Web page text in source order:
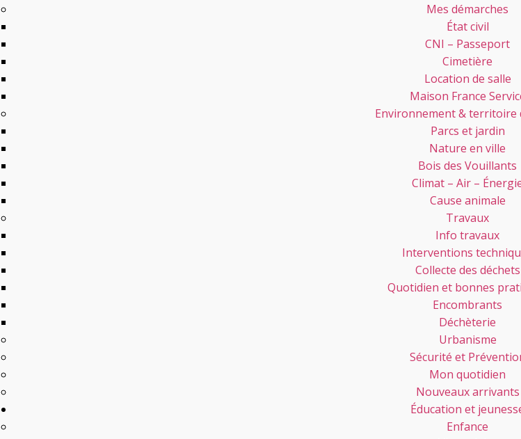
Mes démarches
État civil
CNI – Passeport
Cimetière
Location de salle
Maison France
Environnement & territoire
Parcs et jardin
Nature en ville
Bois des Vouillants
Climat – Air –
Cause animale
Travaux
Info travaux
Interventions
Collecte des déchets
Quotidien et bonnes
Encombrants
Déchèterie
Urbanisme
Sécurité et
Mon quotidien
Nouveaux arrivants
Éducation et
Enfance